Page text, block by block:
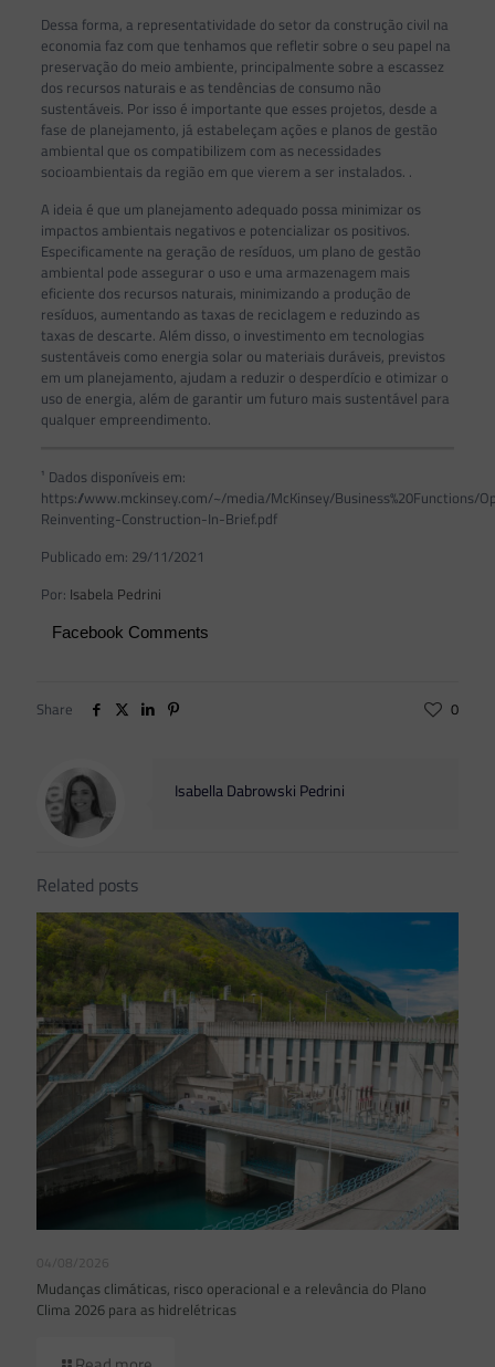
Dessa forma, a representatividade do setor da construção civil na
economia faz com que tenhamos que refletir sobre o seu papel na
preservação do meio ambiente, principalmente sobre a escassez
dos recursos naturais e as tendências de consumo não
sustentáveis. Por isso é importante que esses projetos, desde a
fase de planejamento, já estabeleçam ações e planos de gestão
ambiental que os compatibilizem com as necessidades
socioambientais da região em que vierem a ser instalados. .
A ideia é que um planejamento adequado possa minimizar os
impactos ambientais negativos e potencializar os positivos.
Especificamente na geração de resíduos, um plano de gestão
ambiental pode assegurar o uso e uma armazenagem mais
eficiente dos recursos naturais, minimizando a produção de
resíduos, aumentando as taxas de reciclagem e reduzindo as
taxas de descarte. Além disso, o investimento em tecnologias
sustentáveis ​​como energia solar ou materiais duráveis, ​previstos
em um planejamento, ajudam a reduzir o desperdício e otimizar o
uso de energia, além de garantir um futuro mais sustentável para
qualquer empreendimento.
¹ Dados disponíveis em:
https://www.mckinsey.com/~/media/McKinsey/Business%20Functions/
Reinventing-Construction-In-Brief.pdf
Publicado em: 29/11/2021
Por: Isabela Pedrini
Facebook Comments
Share 0
Isabella Dabrowski Pedrini
Related posts
04/08/2026
Mudanças climáticas, risco operacional e a relevância do Plano
Clima 2026 para as hidrelétricas